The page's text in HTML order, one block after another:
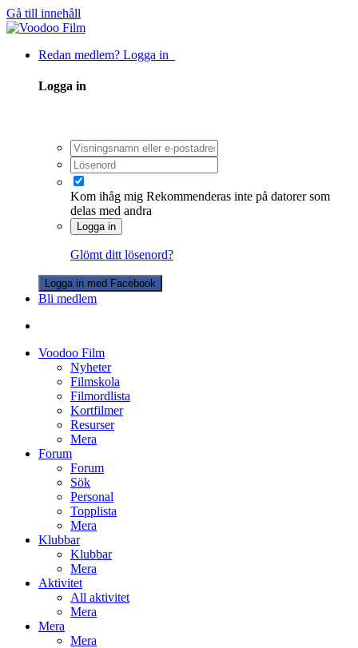
Gå till innehåll
Redan medlem? Logga in
Logga in
Kom ihåg mig Rekommenderas inte på datorer som
delas med andra
Logga in
Glömt ditt lösenord?
Logga in med Facebook
Bli medlem
Voodoo Film
Nyheter
Filmskola
Filmordlista
Kortfilmer
Resurser
Mera
Forum
Forum
Sök
Personal
Topplista
Mera
Klubbar
Klubbar
Mera
Aktivitet
All aktivitet
Mera
Mera
Mera